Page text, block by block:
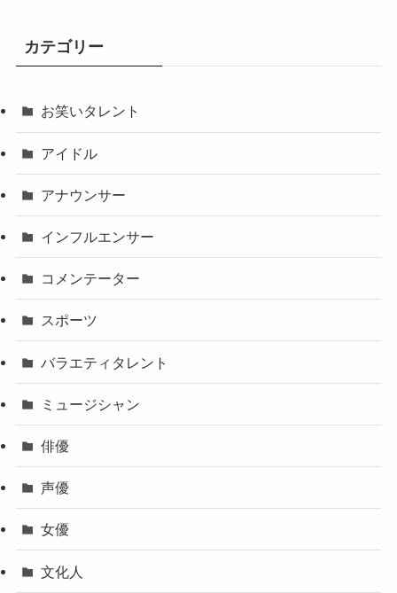
カテゴリー
お笑いタレント
アイドル
アナウンサー
インフルエンサー
コメンテーター
スポーツ
バラエティタレント
ミュージシャン
俳優
声優
女優
文化人